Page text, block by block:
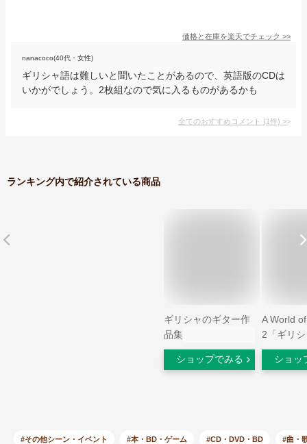
価格と在庫を楽天でチェック >>
nanacoco(40代・女性)
ギリシャ語は難しいと聞いたことがあるので、英語版のCDは
いかがでしょう。2枚組なので気に入るものがあるかも
全てのおすすめコメント (1件) >
ランキング内で紹介されている商品
ギリシャのギター作
品集
ショップでみる
A World
2「ギリ
ショッ
#その他シーン・イベント #本・BD・ゲーム #CD・DVD・BD #曲・